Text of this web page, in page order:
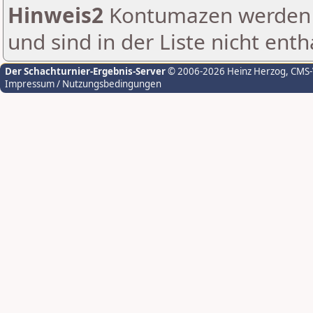
Hinweis2 Kontumazen
und sind in der Liste nicht
Der Schachturnier-Ergebnis-Server© 2006-2026 Heinz Herzog,
Impressum / Nutzungsbedingungen